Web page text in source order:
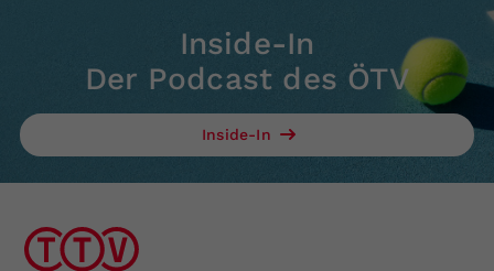
Inside-In
Der Podcast des ÖTV
Inside-In